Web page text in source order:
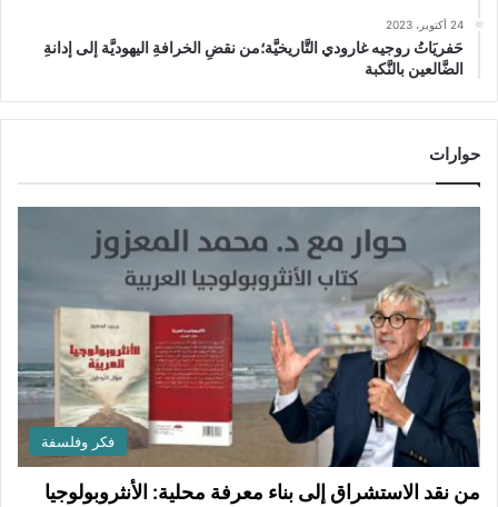
24 أكتوبر، 2023
حَفريَاتُ روجيه غارودي التَّاريخيَّة؛من نقضِ الخرافةِ اليهوديَّة إلى إدانةِ
الضَّالعين بالنَّكبة
حوارات
فكر وفلسفة
من نقد الاستشراق إلى بناء معرفة محلية: الأنثروبولوجيا